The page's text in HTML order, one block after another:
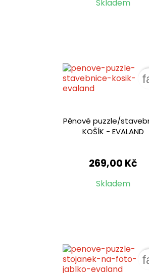
Skladem
Pěnové puzzle/
KOŠÍK - EVALAND
269,00 Kč
Skladem